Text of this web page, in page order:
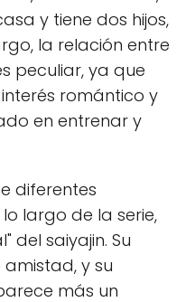
y tiene dos hijos,
la relación entre
peculiar, ya que
romántico y
en entrenar y
diferentes
largo de la serie,
del saiyajin. Su
y su
más un